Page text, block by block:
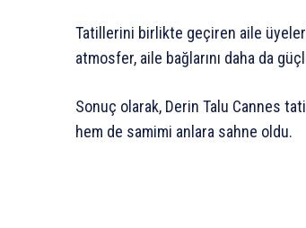
Tatillerini birlikte geçiren aile
atmosfer, aile bağlarını daha da
Sonuç olarak, Derin Talu Cannes
hem de samimi anlara sahne oldu.